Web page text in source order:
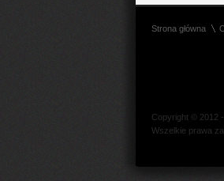
Strona główna
Copyright © 2012
Wszelkie prawa